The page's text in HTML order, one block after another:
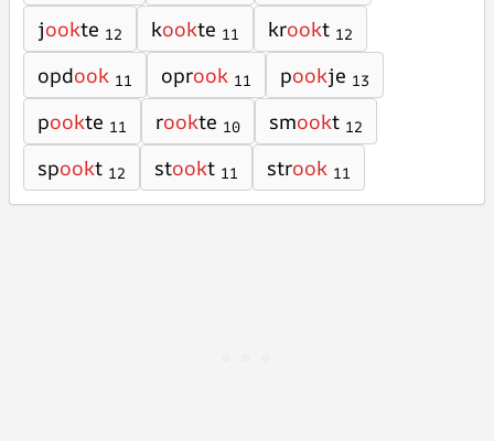
jookte 12 kookte 11 krookt 12
opdook 11 oprook 11 pookje 13
pookte 11 rookte 10 smookt 12
spookt 12 stookt 11 strook 11